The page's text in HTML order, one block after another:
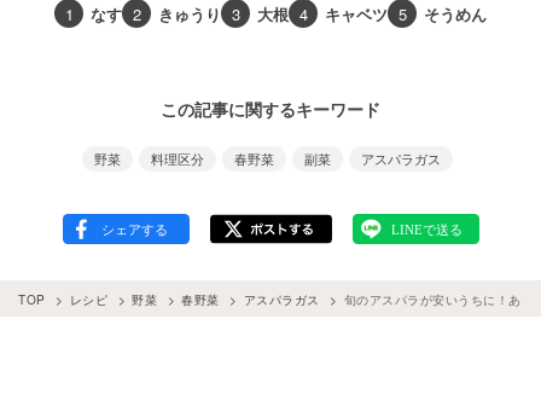
1 なす 2 きゅうり 3 大根 4 キャベツ 5 そうめん
この記事に関するキーワード
野菜 料理区分 春野菜 副菜 アスパラガス
TOP レシピ 野菜 春野菜 アスパラガス 旬のアスパラが安いうちに！あっ